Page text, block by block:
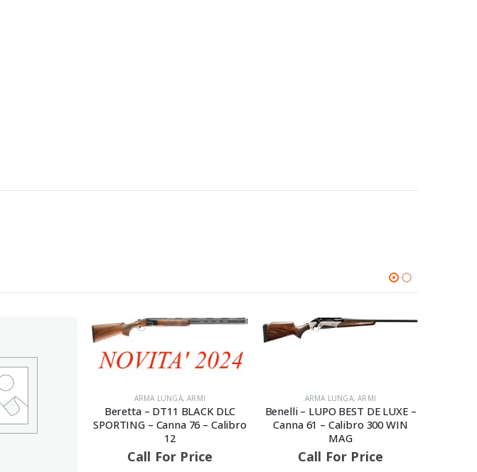
ARMA LUNGA,ARMI
Beretta – DT11 BLACK DLC
SPORTING – Canna 76 – Calibro
12
Call For Price
ARMA LUNGA,ARMI
Benelli – LUPO BEST DE LUXE –
Canna 61 – Calibro 300 WIN
MAG
Call For Price